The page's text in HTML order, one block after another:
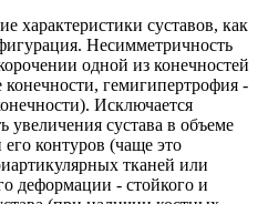
характеристики суставов, как
Несимметричность
одной из конечностей
гемигипертрофия -
Исключается
увеличения сустава в объеме
контуров (чаще это
тканей или
деформации - стойкого и